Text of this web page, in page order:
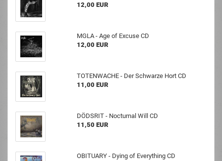
12,00 EUR
MGLA - Age of Excuse CD
12,00 EUR
TOTENWACHE - Der Schwarze Hort CD
11,00 EUR
DÖDSRIT - Nocturnal Will CD
11,50 EUR
OBITUARY - Dying of Everything CD